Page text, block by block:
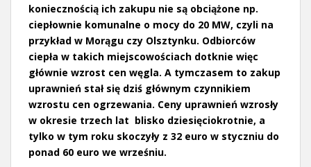
koniecznością ich zakupu nie są obciążone np.
ciepłownie komunalne o mocy do 20 MW, czyli na
przykład w Morągu czy Olsztynku. Odbiorców
ciepła w takich miejscowościach dotknie więc
głównie wzrost cen węgla. A tymczasem to zakup
uprawnień stał się dziś głównym czynnikiem
wzrostu cen ogrzewania. Ceny uprawnień wzrosły
w okresie trzech lat blisko dziesięciokrotnie, a
tylko w tym roku skoczyły z 32 euro w styczniu do
ponad 60 euro we wrześniu.